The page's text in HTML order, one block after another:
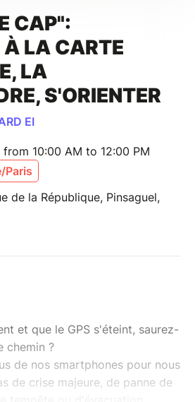
CAP":
LA CARTE
LA
S'ORIENTER
EI
10:00 AM to 12:00 PM
Paris
de la République, Pinsaguel,
et que le GPS s'éteint, saurez-
chemin ?
de nos smartphones pour nous
de crise majeure, de panne de